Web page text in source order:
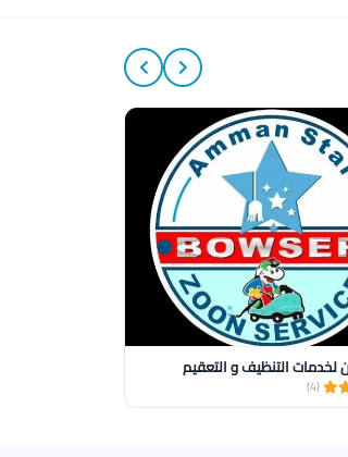
لخدمات التنظيف و التعقيم
(4)